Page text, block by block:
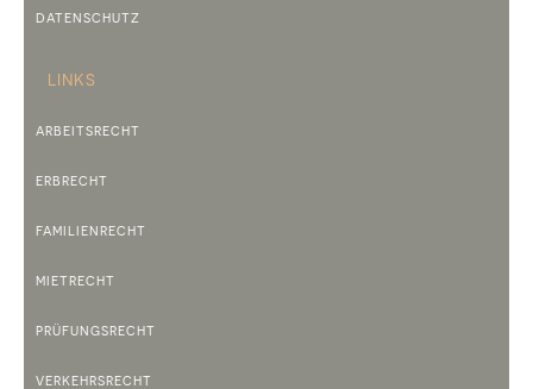
DATENSCHUTZ
LINKS
ARBEITSRECHT
ERBRECHT
FAMILIENRECHT
MIETRECHT
PRÜFUNGSRECHT
VERKEHRSRECHT